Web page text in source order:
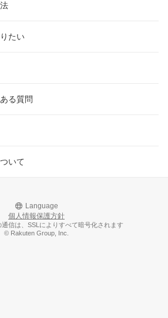
たい
る質問
いて
Language
個人情報保護方針
通信は、SSLによりすべて暗号化されます
© Rakuten Group, Inc.